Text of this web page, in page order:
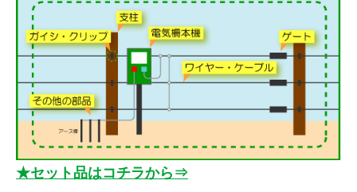
★セット品はコチラから⇒
シカ対策
アライグマ対策
サル対策
クマ対策
タイワンリス対策
イタチ・テン・